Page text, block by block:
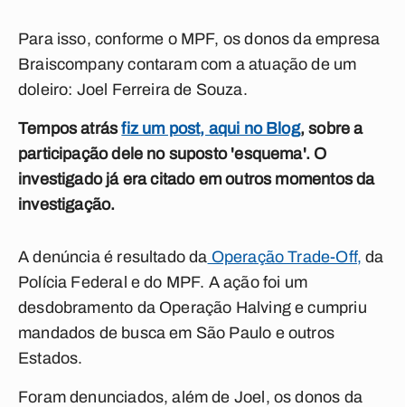
Para isso, conforme o MPF, os donos da empresa
Braiscompany contaram com a atuação de um
doleiro: Joel Ferreira de Souza.
Tempos atrásfiz um post, aqui no Blog, sobre a
participação dele no suposto 'esquema'. O
investigado já era citado em outros momentos da
investigação.
A denúncia é resultado da Operação Trade-Off, da
Polícia Federal e do MPF. A ação foi um
desdobramento da Operação Halving e cumpriu
mandados de busca em São Paulo e outros
Estados.
Foram denunciados, além de Joel, os donos da